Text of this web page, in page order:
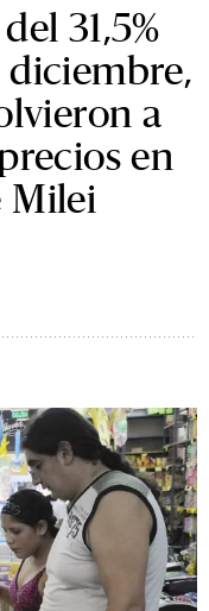
31,5%
diciembre,
a
en
Milei